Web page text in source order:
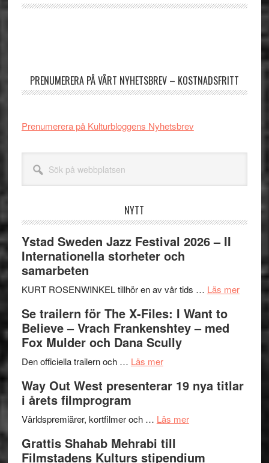
PRENUMERERA PÅ VÅRT NYHETSBREV – KOSTNADSFRITT
Prenumerera på Kulturbloggens Nyhetsbrev
webbplatsen
NYTT
Ystad Sweden Jazz Festival 2026 – II
Internationella storheter och
samarbeten
KURT ROSENWINKEL tillhör en av vår tids … Läs merom
II
Se trailern för The X-Files: I Want to
Believe – Vrach Frankenshtey – med
Fox Mulder och Dana Scully
Den officiella trailern och … Läs merom
trailern
The
Files:
Way Out West presenterar 19 nya titlar
i årets filmprogram
Världspremiärer, kortfilmer och … Läs merom
Grattis Shahab Mehrabi till
Filmstadens Kulturs stipendium